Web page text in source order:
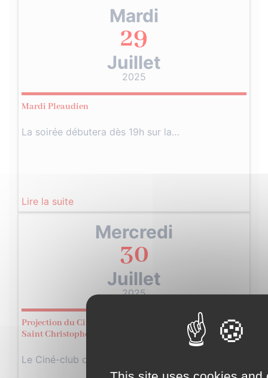
Mardi
29
Juillet
2025
Mardi Pleaudien
La soirée débutera dès 19h sur la…
Lire la suite
Mercredi
30
Juillet
2025
Projection du Ciné Club des Montagnes – Le Dictateur à
Saint Christophe Les Gorges
Le Ciné-club des Montagnes a le plaisir…